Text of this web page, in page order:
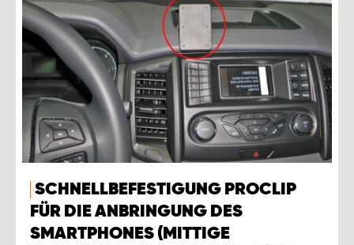
SCHNELLBEFESTIGUNG PROCLIP
FÜR DIE ANBRINGUNG DES
SMARTPHONES (MITTIGE